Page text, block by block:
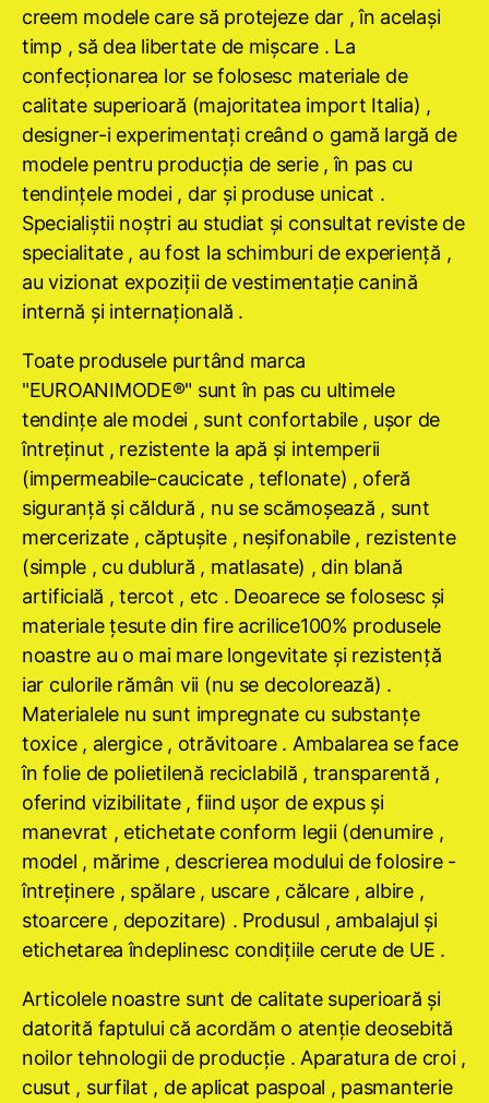
creem modele care să protejeze dar , în acelaşi
timp , să dea libertate de mişcare . La
confecţionarea lor se folosesc materiale de
calitate superioară (majoritatea import Italia) ,
designer-i experimentaţi creând o gamă largă de
modele pentru producţia de serie , în pas cu
tendinţele modei , dar şi produse unicat .
Specialiştii noştri au studiat şi consultat reviste de
specialitate , au fost la schimburi de experienţă ,
au vizionat expoziţii de vestimentaţie canină
internă şi internaţională .
Toate produsele purtând marca
"EUROANIMODE®" sunt în pas cu ultimele
tendinţe ale modei , sunt confortabile , uşor de
întreţinut , rezistente la apă şi intemperii
(impermeabile-caucicate , teflonate) , oferă
siguranţă şi căldură , nu se scămoşează , sunt
mercerizate , căptuşite , neşifonabile , rezistente
(simple , cu dublură , matlasate) , din blană
artificială , tercot , etc . Deoarece se folosesc şi
materiale ţesute din fire acrilice100% produsele
noastre au o mai mare longevitate şi rezistenţă
iar culorile rămân vii (nu se decolorează) .
Materialele nu sunt impregnate cu substanţe
toxice , alergice , otrăvitoare . Ambalarea se face
în folie de polietilenă reciclabilă , transparentă ,
oferind vizibilitate , fiind uşor de expus şi
manevrat , etichetate conform legii (denumire ,
model , mărime , descrierea modului de folosire -
întreţinere , spălare , uscare , călcare , albire ,
stoarcere , depozitare) . Produsul , ambalajul şi
etichetarea îndeplinesc condiţiile cerute de UE .
Articolele noastre sunt de calitate superioară şi
datorită faptului că acordăm o atenţie deosebită
noilor tehnologii de producţie . Aparatura de croi ,
cusut , surfilat , de aplicat paspoal , pasmanterie